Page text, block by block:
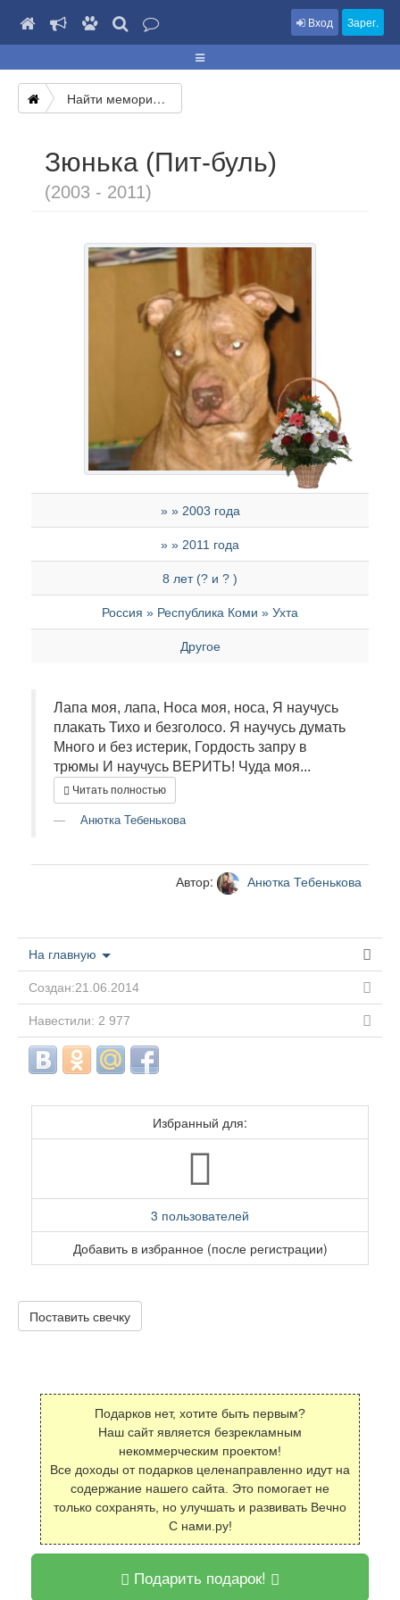
Вход Зарег.
Найти мемориал
Зюнька (Пит-буль)
(2003 - 2011)
» » 2003 года
» » 2011 года
8 лет (? и ? )
Россия » Республика Коми » Ухта
Другое
Лапа моя, лапа, Носа моя, носа, Я научусь
плакать Тихо и безголосо. Я научусь думать
Много и без истерик, Гордость запру в
трюмы И научусь ВЕРИТЬ! Чуда моя...
Читать полностью
Анютка Тебенькова
Автор: Анютка Тебенькова
На главную
Создан:21.06.2014
Навестили: 2 977
Избранный для:
3 пользователей
Добавить в избранное (после регистрации)
Поставить свечку
Подарков нет, хотите быть первым?
Наш сайт является безрекламным
некоммерческим проектом!
Все доходы от подарков целенаправленно идут на
содержание нашего сайта. Это помогает не
только сохранять, но улучшать и развивать Вечно
С нами.ру!
Подарить подарок!